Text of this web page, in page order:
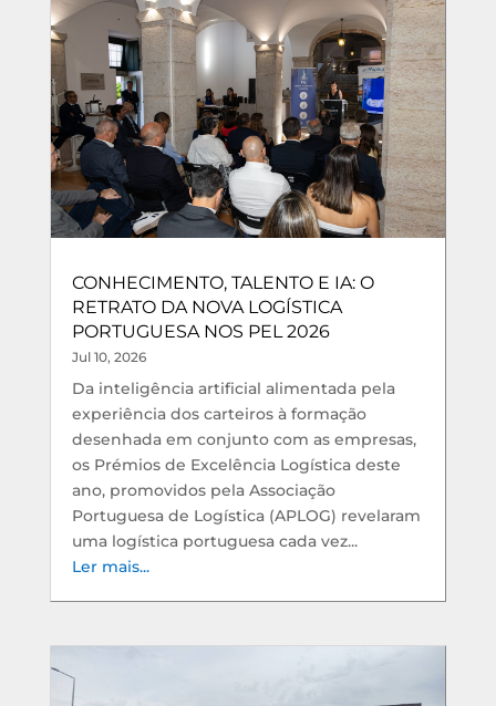
CONHECIMENTO, TALENTO E IA: O
RETRATO DA NOVA LOGÍSTICA
PORTUGUESA NOS PEL 2026
Jul 10, 2026
Da inteligência artificial alimentada pela
experiência dos carteiros à formação
desenhada em conjunto com as empresas,
os Prémios de Excelência Logística deste
ano, promovidos pela Associação
Portuguesa de Logística (APLOG) revelaram
uma logística portuguesa cada vez...
Ler mais...